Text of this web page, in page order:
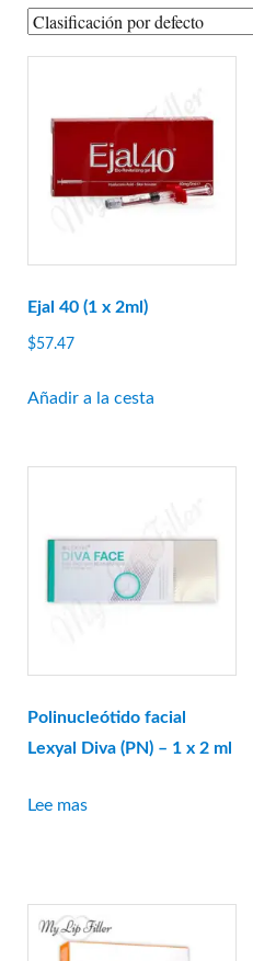
Ejal 40 (1 x 2ml)
$57.47
Añadir a la cesta
Polinucleótido facial
Lexyal Diva (PN) – 1 x 2 ml
Lee mas
A-Jax Keen
Aqualyx
Revofil Aquashine
Amigos de la belleza
Cellnoc
Dermaheal
Dermalax
Ejal 40
Genephyrs
Gourí
Ciencia Acnex
Ciencia básica
Ciencia Derma
Hyafilia
Jalupro
juvenus
botella de limon